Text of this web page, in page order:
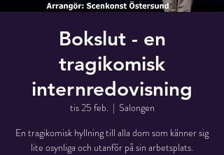
Bokslut - en
tragikomisk
internredovisning
tis 25 feb.
  |
Salongen
En tragikomisk hyllning till alla dom som känner sig
lite osynliga och utanför på sin arbetsplats.